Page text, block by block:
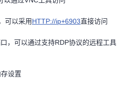
可以采用HTTP://ip+6903直接访问
，可以通过支持RDP协议的远程工具
设置